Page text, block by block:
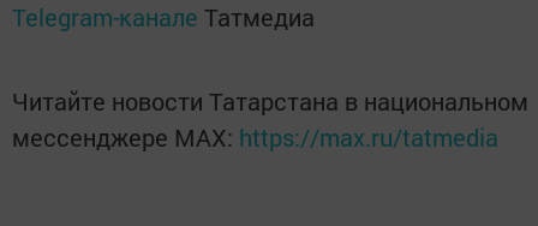
Telegram-канале Татмедиа
Читайте новости Татарстана в национальном
мессенджере MАХ: https://max.ru/tatmedia